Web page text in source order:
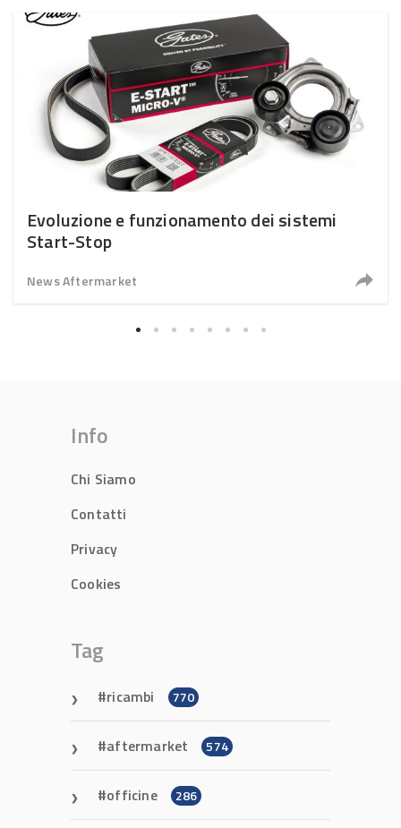
Evoluzione e funzionamento dei sistemi
Start-Stop
News Aftermarket
Info
Chi Siamo
Contatti
Privacy
Cookies
Tag
ricambi 770
aftermarket 574
officine 286